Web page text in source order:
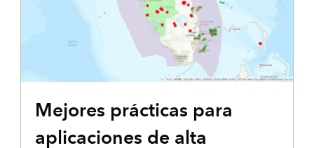
Mejores prácticas para
aplicaciones de alta